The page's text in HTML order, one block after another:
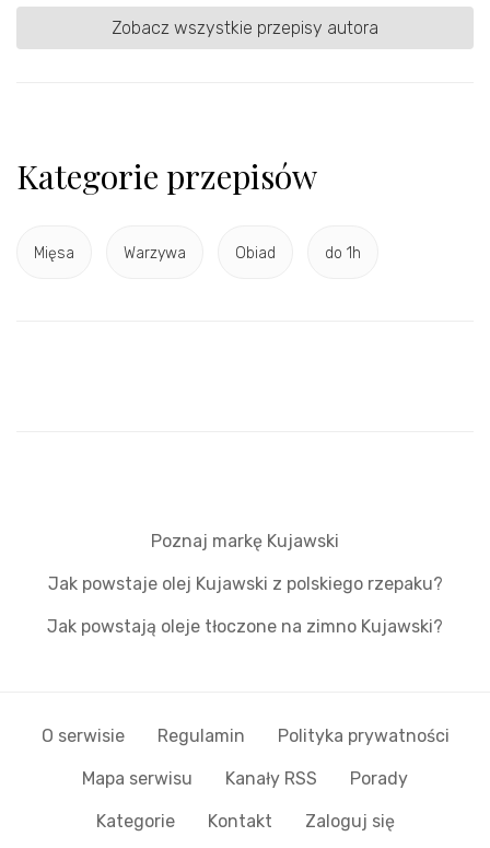
Zobacz wszystkie przepisy autora
Kategorie przepisów
Mięsa Warzywa Obiad do 1h
Poznaj markę Kujawski
Jak powstaje olej Kujawski z polskiego rzepaku?
Jak powstają oleje tłoczone na zimno Kujawski?
O serwisie Regulamin Polityka prywatności
Mapa serwisu Kanały RSS Porady
Kategorie Kontakt Zaloguj się